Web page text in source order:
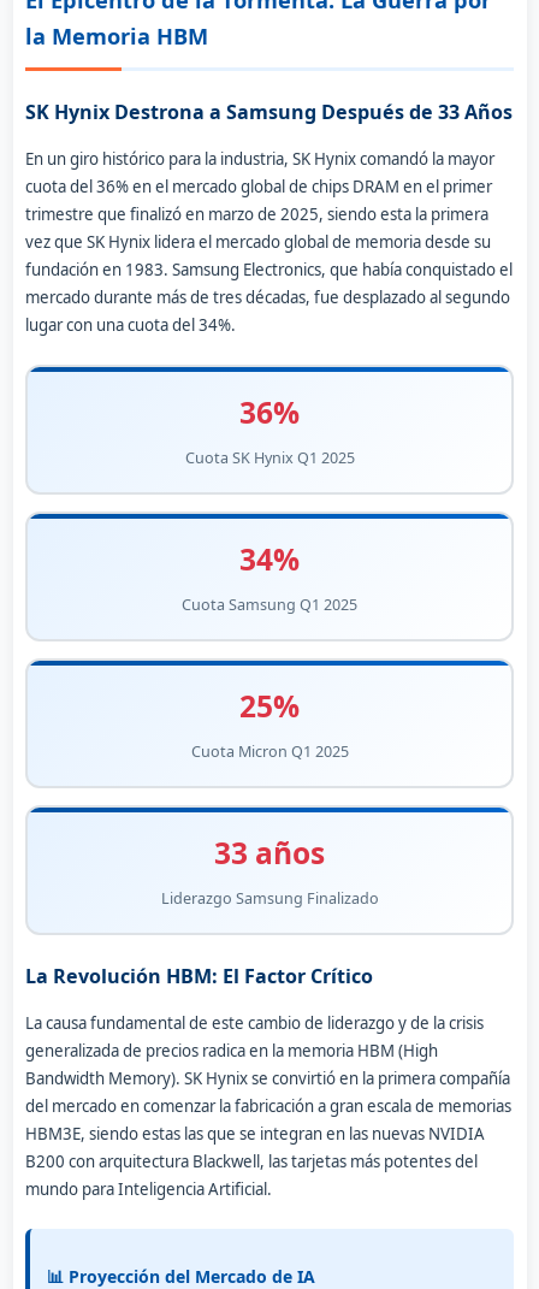
la Memoria HBM
SK Hynix Destrona a Samsung Después de 33 Años
En un giro histórico para la industria, SK Hynix comandó la mayor
cuota del 36% en el mercado global de chips DRAM en el primer
trimestre que finalizó en marzo de 2025, siendo esta la primera
vez que SK Hynix lidera el mercado global de memoria desde su
fundación en 1983. Samsung Electronics, que había conquistado el
mercado durante más de tres décadas, fue desplazado al segundo
lugar con una cuota del 34%.
36%
Cuota SK Hynix Q1 2025
34%
Cuota Samsung Q1 2025
25%
Cuota Micron Q1 2025
33 años
Liderazgo Samsung Finalizado
La Revolución HBM: El Factor Crítico
La causa fundamental de este cambio de liderazgo y de la crisis
generalizada de precios radica en la memoria HBM (High
Bandwidth Memory). SK Hynix se convirtió en la primera compañía
del mercado en comenzar la fabricación a gran escala de memorias
HBM3E, siendo estas las que se integran en las nuevas NVIDIA
B200 con arquitectura Blackwell, las tarjetas más potentes del
mundo para Inteligencia Artificial.
📊 Proyección del Mercado de IA